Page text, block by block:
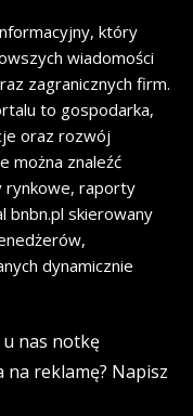
który
wiadomości
zagranicznych firm.
to gospodarka,
oraz rozwój
można znaleźć
rynkowe, raporty
bnbn.pl skierowany
dynamicznie
u nas notkę
na reklamę? Napisz